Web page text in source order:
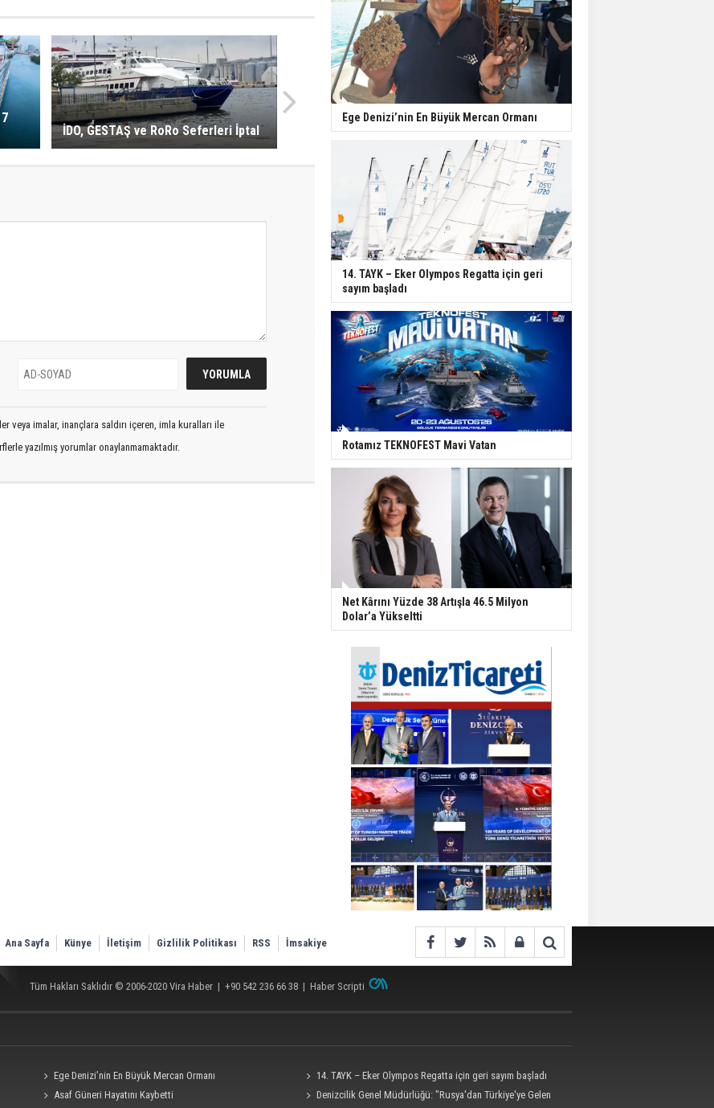
İDO, GESTAŞ ve RoRo Seferleri İptal
veya imalar, inançlara saldırı içeren, imla kuralları ile
yazılmış yorumlar onaylanmamaktadır.
Ege Denizi’nin En Büyük Mercan Ormanı
14. TAYK – Eker Olympos Regatta için geri
sayım başladı
Rotamız TEKNOFEST Mavi Vatan
Net Kârını Yüzde 38 Artışla 46.5 Milyon
Dolar’a Yükseltti
Ana Sayfa Künye İletişim Gizlilik Politikası RSS İmsakiye
Tüm Hakları Saklıdır © 2006-2020 Vira Haber | +90 542 236 66 38 | Haber Scripti
Ege Denizi’nin En Büyük Mercan Ormanı
14. TAYK – Eker Olympos Regatta için geri sayım başladı
Asaf Güneri Hayatını Kaybetti Denizcilik Genel Müdürlüğü: "Rusya'dan Türkiye'ye Gelen